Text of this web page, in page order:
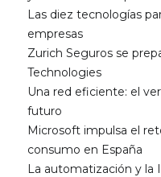
Las diez tecnologías
empresas
Zurich Seguros se
Technologies
Una red eficiente: el
futuro
Microsoft impulsa el
consumo en España
La automatización y la